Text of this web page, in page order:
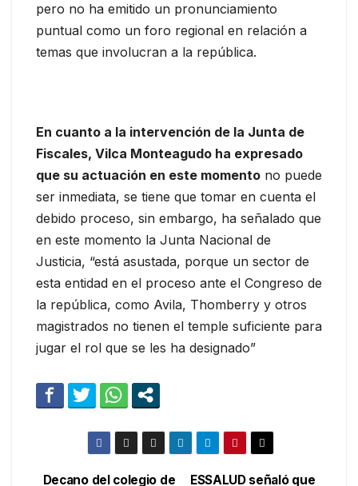
pero no ha emitido un pronunciamiento
puntual como un foro regional en relación a
temas que involucran a la república.
En cuanto a la intervención de la Junta de
Fiscales, Vilca Monteagudo ha expresado
que su actuación en este momento no puede
ser inmediata, se tiene que tomar en cuenta el
debido proceso, sin embargo, ha señalado que
en este momento la Junta Nacional de
Justicia, “está asustada, porque un sector de
esta entidad en el proceso ante el Congreso de
la república, como Avila, Thomberry y otros
magistrados no tienen el temple suficiente para
jugar el rol que se les ha designado”
ESSALUD señaló que
Decano del colegio de